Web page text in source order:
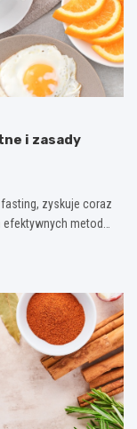
i zasady
zyskuje coraz
metod…